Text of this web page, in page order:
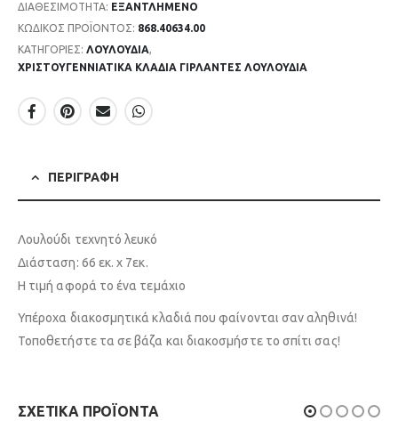
ΔΙΑΘΕΣΙΜΌΤΗΤΑ: ΕΞΑΝΤΛΗΜΈΝΟ
ΚΩΔΙΚΌΣ ΠΡΟΪΌΝΤΟΣ: 868.40634.00
ΚΑΤΗΓΟΡΊΕΣ: ΛΟΥΛΟΥΔΙΑ,
ΧΡΙΣΤΟΥΓΕΝΝΙΑΤΙΚΑ ΚΛΑΔΙΑ ΓΙΡΛΑΝΤΕΣ ΛΟΥΛΟΥΔΙΑ
ΠΕΡΙΓΡΑΦΉ
Λουλούδι τεχνητό λευκό
Διάσταση: 66 εκ. x 7εκ.
Η τιμή αφορά το ένα τεμάχιο
Υπέροχα διακοσμητικά κλαδιά που φαίνονται σαν αληθινά!
Τοποθετήστε τα σε βάζα και διακοσμήστε το σπίτι σας!
ΣΧΕΤΙΚΆ ΠΡΟΪΌΝΤΑ